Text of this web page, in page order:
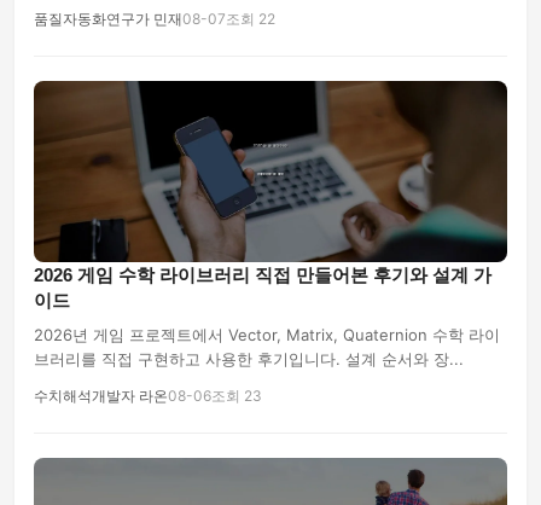
품질자동화연구가 민재08-07조회 22
2026 게임 수학 라이브러리 직접 만들어본 후기와 설계 가
이드
2026년 게임 프로젝트에서 Vector, Matrix, Quaternion 수학 라이
브러리를 직접 구현하고 사용한 후기입니다. 설계 순서와 장...
수치해석개발자 라온08-06조회 23